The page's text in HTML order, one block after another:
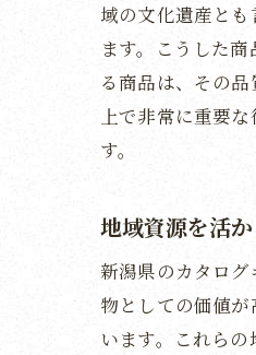
域の文化遺産と
ます。こうした
る商品は、その
上で非常に重要
す。
地域資源を活
新潟県のカタロ
物としての価値
います。これら